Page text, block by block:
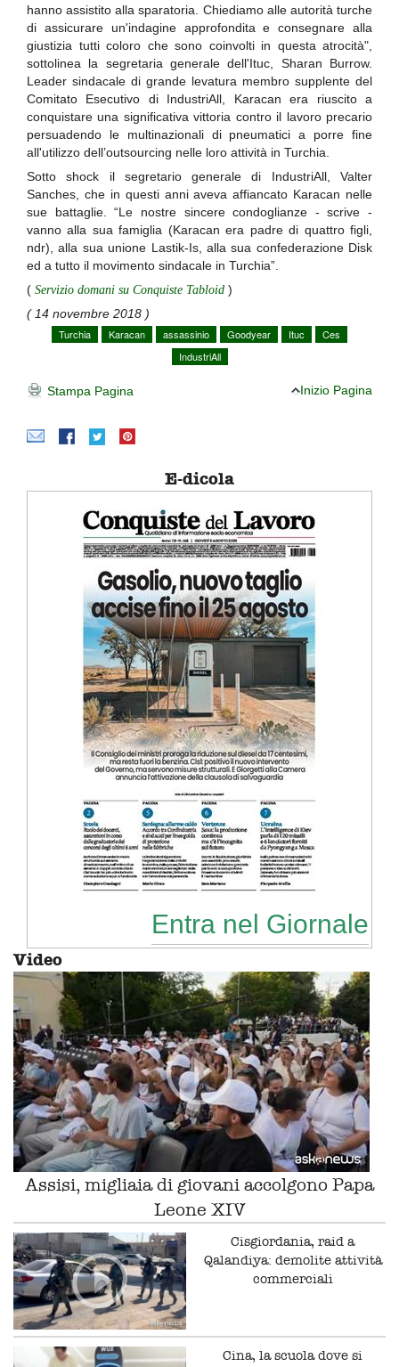
hanno assistito alla sparatoria. Chiediamo alle autorità turche
di assicurare un'indagine approfondita e consegnare alla
giustizia tutti coloro che sono coinvolti in questa atrocità",
sottolinea la segretaria generale dell'Ituc, Sharan Burrow.
Leader sindacale di grande levatura membro supplente del
Comitato Esecutivo di IndustriAll, Karacan era riuscito a
conquistare una significativa vittoria contro il lavoro precario
persuadendo le multinazionali di pneumatici a porre fine
all'utilizzo dell’outsourcing nelle loro attività in Turchia.
Sotto shock il segretario generale di IndustriAll, Valter
Sanches, che in questi anni aveva affiancato Karacan nelle
sue battaglie. “Le nostre sincere condoglianze - scrive -
vanno alla sua famiglia (Karacan era padre di quattro figli,
ndr), alla sua unione Lastik-Is, alla sua confederazione Disk
ed a tutto il movimento sindacale in Turchia”.
( Servizio domani su Conquiste Tabloid )
( 14 novembre 2018 )
Turchia
Karacan assassinio Goodyear Ituc
Ces
IndustriAll
Stampa Pagina Inizio Pagina
E-dicola
Entra nel Giornale
Video
Assisi, migliaia di giovani accolgono Papa
Leone XIV
Cisgiordania, raid a
Qalandiya: demolite attività
commerciali
Cina, la scuola dove si